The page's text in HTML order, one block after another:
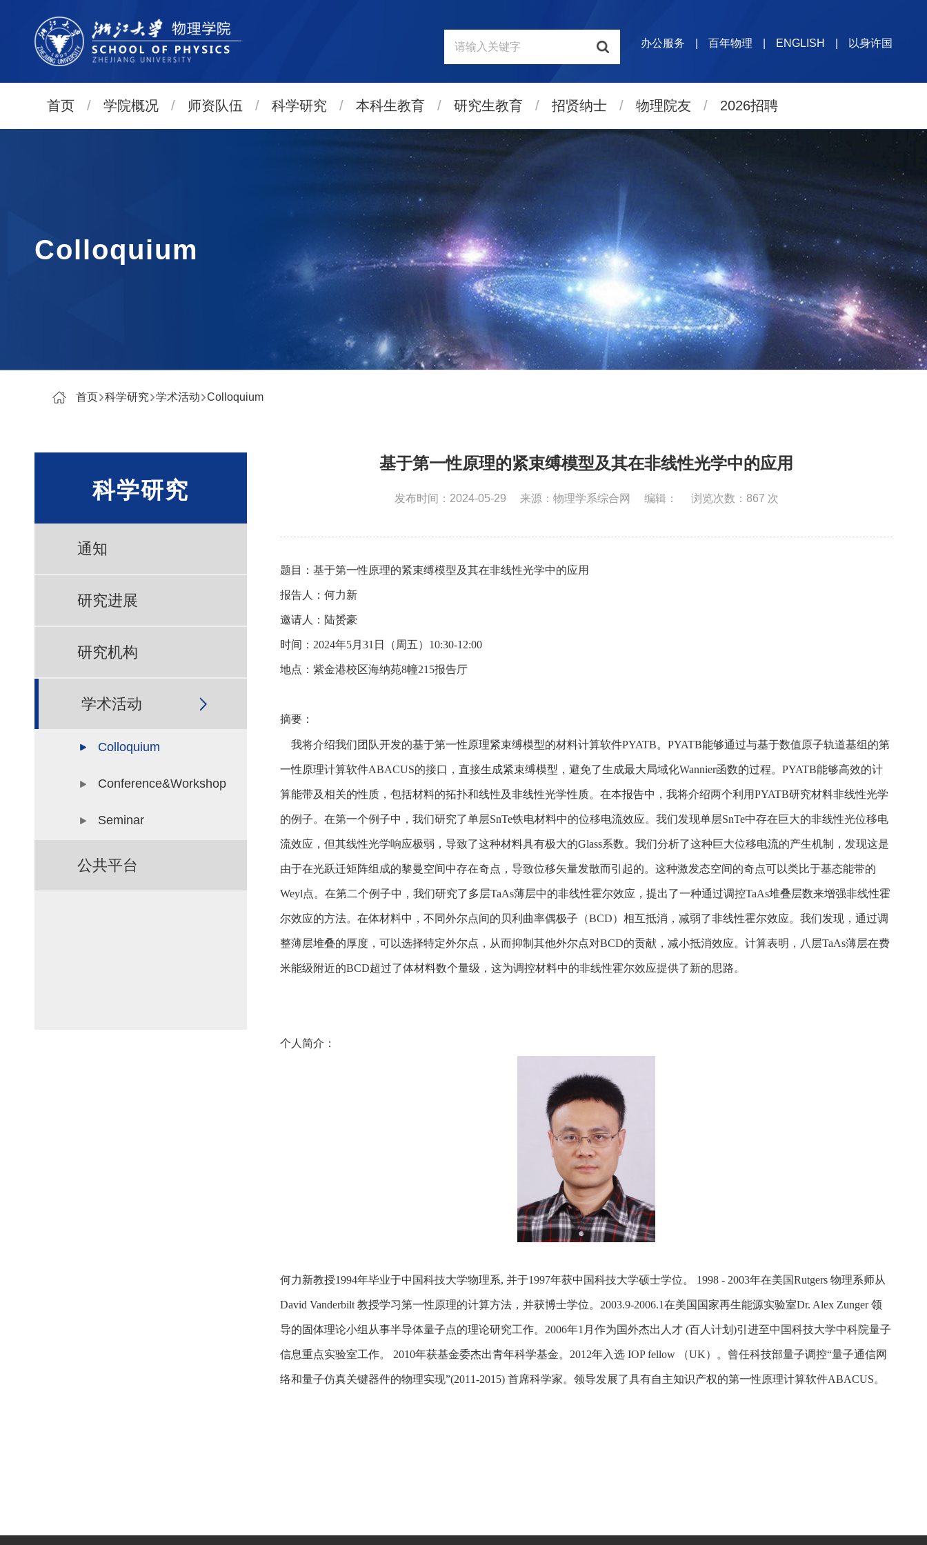
办公服务 百年物理 ENGLISH 以身许国
首页 / 学院概况 / 师资队伍 / 科学研究 / 本科生教育 / 研究生教育 / 招贤纳士 / 物理院友 / 2026招聘
Colloquium
首页 科学研究 学术活动 Colloquium
科学研究
通知
研究进展
研究机构
学术活动
Colloquium
Conference&Workshop
Seminar
公共平台
基于第一性原理的紧束缚模型及其在非线性光学中的应用
发布时间：2024-05-29 来源：物理学系综合网 编辑： 浏览次数： 867 次
题目： 基于第一性原理的紧束缚模型及其在非线性光学中的应用
报告人： 何力新
邀请人：陆赟豪
时间： 2024年5月31 日（周五） 10:30-12:00
地点：紫金港校区海纳苑8幢215报告厅
摘要：
我将介绍我们团队开发的基于第一性原理紧束缚模型的材料计算软件PYATB。PYATB能够通过与基于数值原子轨道基组的第
一性原理计算软件ABACUS的接口，直接生成紧束缚模型，避免了生成最大局域化Wannier函数的过程。PYATB能够高效的计
算能带及相关的性质，包括材料的拓扑和线性及非线性光学性质。在本报告中，我将介绍两个利用PYATB研究材料非线性光学
的例子。在第一个例子中，我们研究了单层SnTe铁电材料中的位移电流效应。我们发现单层SnTe中存在巨大的非线性光位移电
流效应，但其线性光学响应极弱，导致了这种材料具有极大的Glass系数。我们分析了这种巨大位移电流的产生机制，发现这是
由于在光跃迁矩阵组成的黎曼空间中存在奇点，导致位移矢量发散而引起的。这种激发态空间的奇点可以类比于基态能带的
Weyl点。在第二个例子中，我们研究了多层TaAs薄层中的非线性霍尔效应，提出了一种通过调控TaAs堆叠层数来增强非线性霍
尔效应的方法。在体材料中，不同外尔点间的贝利曲率偶极子（BCD）相互抵消，减弱了非线性霍尔效应。我们发现，通过调
整薄层堆叠的厚度，可以选择特定外尔点，从而抑制其他外尔点对BCD的贡献，减小抵消效应。计算表明，八层TaAs薄层在费
米能级附近的BCD超过了体材料数个量级，这为调控材料中的非线性霍尔效应提供了新的思路。
个人简介：
何力新教授1994年毕业于中国科技大学物理系, 并于1997年获中国科技大学硕士学位。 1998 - 2003年在美国Rutgers 物理系师从
David Vanderbilt 教授学习第一性原理的计算方法，并获博士学位。2003.9-2006.1在美国国家再生能源实验室Dr. Alex Zunger 领
导的固体理论小组从事半导体量子点的理论研究工作。2006年1月作为国外杰出人才 (百人计划)引进至中国科技大学中科院量子
信息重点实验室工作。 2010年获基金委杰出青年科学基金。2012年入选 IOP fellow （UK）。曾任科技部量子调控“量子通信网
络和量子仿真关键器件的物理实现”(2011-2015) 首席科学家。领导发展了具有自主知识产权的第一性原理计算软件ABACUS。